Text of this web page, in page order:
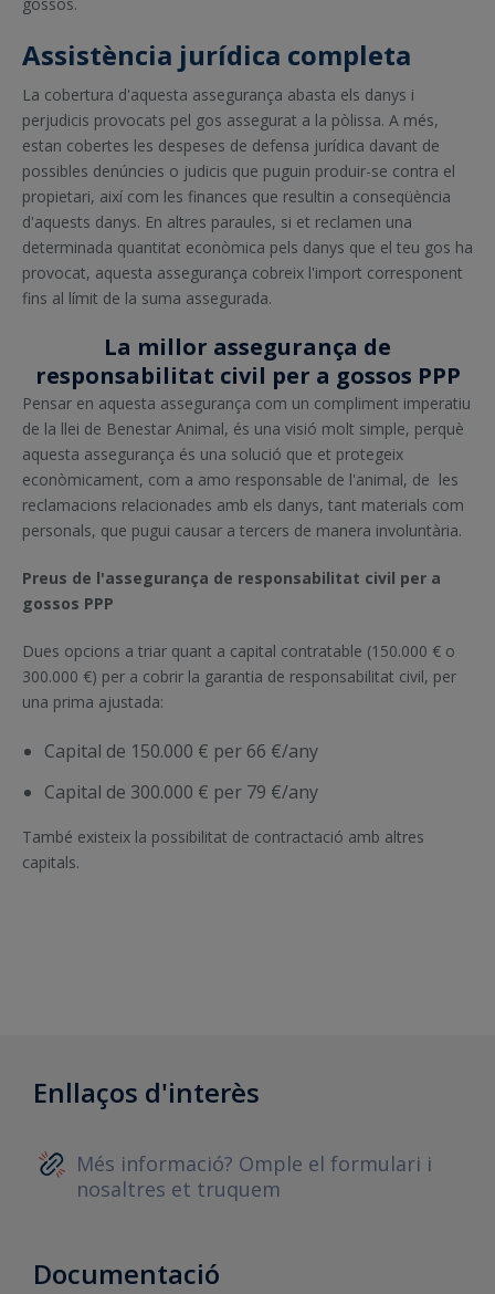
gossos.
Assistència jurídica completa
La cobertura d'aquesta assegurança abasta els danys i
perjudicis provocats pel gos assegurat a la pòlissa. A més,
estan cobertes les despeses de defensa jurídica davant de
possibles denúncies o judicis que puguin produir-se contra el
propietari, així com les finances que resultin a conseqüència
d'aquests danys. En altres paraules, si et reclamen una
determinada quantitat econòmica pels danys que el teu gos ha
provocat, aquesta assegurança cobreix l'import corresponent
fins al límit de la suma assegurada.
La millor assegurança de
responsabilitat civil per a gossos PPP
Pensar en aquesta assegurança com un compliment imperatiu
de la llei de Benestar Animal, és una visió molt simple, perquè
aquesta assegurança és una solució que et protegeix
econòmicament, com a amo responsable de l'animal, de les
reclamacions relacionades amb els danys, tant materials com
personals, que pugui causar a tercers de manera involuntària.
Preus de l'assegurança de responsabilitat civil per a
gossos PPP
Dues opcions a triar quant a capital contratable (150.000 € o
300.000 €) per a cobrir la garantia de responsabilitat civil, per
una prima ajustada:
Capital de 150.000 € per 66 €/any
Capital de 300.000 € per 79 €/any
També existeix la possibilitat de contractació amb altres
capitals.
Enllaços d'interès
Més informació? Omple el formulari i
nosaltres et truquem
Documentació